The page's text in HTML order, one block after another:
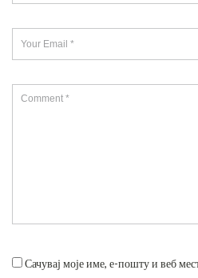
Сачувај моје име, е-пошту и веб